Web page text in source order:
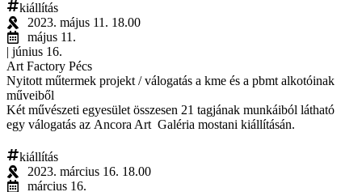
kiállítás
2023. május 11. 18.00
május 11.
| június 16.
Art Factory Pécs
Nyitott műtermek projekt / válogatás a kme és a pbmt alkotóinak
műveiből
Két művészeti egyesület összesen 21 tagjának munkáiból látható
egy válogatás az Ancora Art Galéria mostani kiállításán.
kiállítás
2023. március 16. 18.00
március 16.